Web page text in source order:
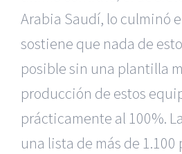
Arabia Saudí, lo culminó
sostiene que nada de
posible sin una plantilla
producción de estos
prácticamente al 100%.
una lista de más de 1.100